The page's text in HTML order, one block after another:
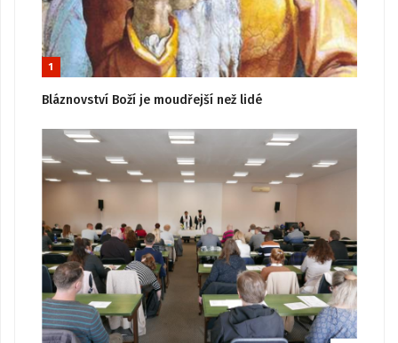
1
Bláznovství Boží je moudřejší než lidé